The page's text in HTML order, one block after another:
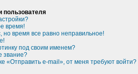
пользователя
время!
но время все равно неправильное!
под своим именем?
звание?
«Отправить e-mail», от меня требуют войти?